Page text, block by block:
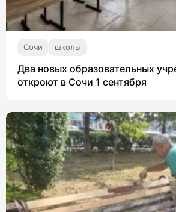
Сочи школы
Два новых образовательных
откроют в Сочи 1 сентября